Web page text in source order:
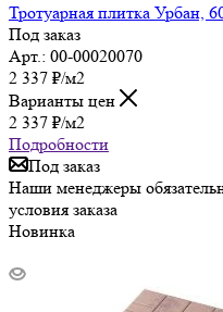
Тротуарная плитка Урбан,
Под заказ
Арт.: 00-00020070
2 337 ₽/м2
Варианты цен
2 337 ₽/м2
Подробности
Под заказ
Наши менеджеры
условия заказа
Новинка